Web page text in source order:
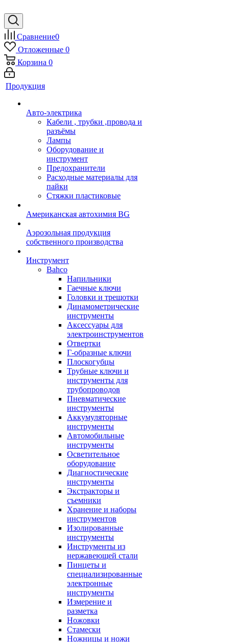
Сравнение0
Отложенные 0
Корзина 0
Продукция
Авто-электрика
Кабели , трубки ,провода и
разъёмы
Лампы
Оборудование и
инструмент
Предохранители
Расходные материалы для
пайки
Стяжки пластиковые
Американская автохимия BG
Аэрозольная продукция
собственного производства
Инструмент
Bahco
Напильники
Гаечные ключи
Головки и трещотки
Динамометрические
инструменты
Аксессуары для
электроинструментов
Отвертки
Г-образные ключи
Плоскогубцы
Трубные ключи и
инструменты для
трубопроводов
Пневматические
инструменты
Аккумуляторные
инструменты
Автомобильные
инструменты
Осветительное
оборудование
Диагностические
инструменты
Экстракторы и
съемники
Хранение и наборы
инструментов
Изолированные
инструменты
Инструменты из
нержавеющей стали
Пинцеты и
специализированные
электронные
инструменты
Измерение и
разметка
Ножовки
Стамески
Ножницы и ножи